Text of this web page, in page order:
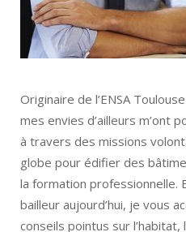
Originaire de l’ENSA
mes envies d’ailleurs m’ont
à travers des missions
globe pour édifier des
la formation professionnelle.
bailleur aujourd’hui, je vous
conseils pointus sur